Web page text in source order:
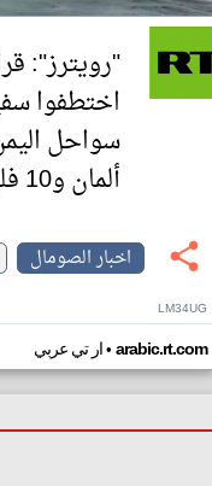
"رويترز":
اختطفوا
ألمان و10 فلبينيين
اخبار الصومال
LM34UG
ار تي عربي• arabic.rt.com